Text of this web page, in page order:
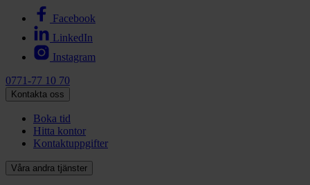
Facebook
LinkedIn
Instagram
0771-77 10 70
Kontakta oss
Boka tid
Hitta kontor
Kontaktuppgifter
Våra andra tjänster